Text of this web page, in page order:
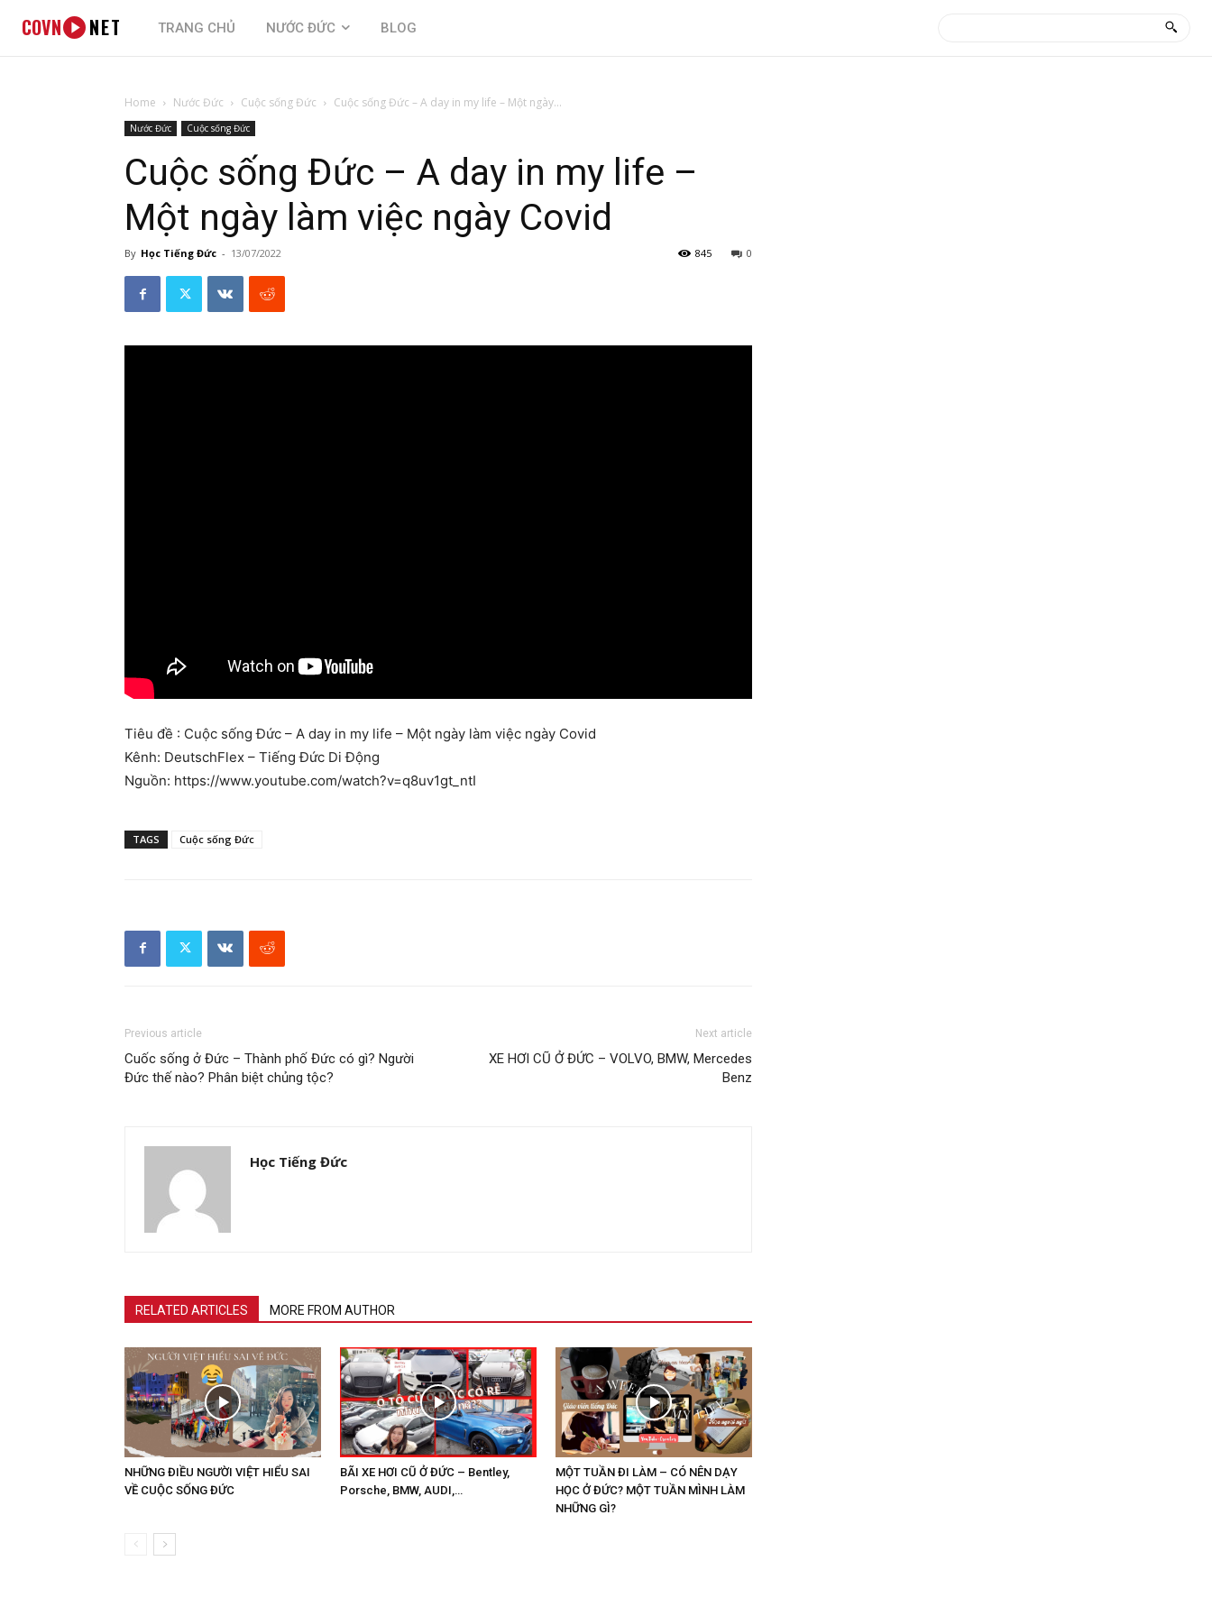
COVN NET TRANG CHỦ NƯỚC ĐỨC BLOG
Home Nước Đức Cuộc sống Đức Cuộc sống Đức – A day in my life – Một ngày...
Nước Đức Cuộc sống Đức
Cuộc sống Đức – A day in my life –
Một ngày làm việc ngày Covid
By Học Tiếng Đức - 13/07/2022 0
845
Tiêu đề : Cuộc sống Đức – A day in my life – Một ngày làm việc ngày Covid
Kênh: DeutschFlex – Tiếng Đức Di Động
Nguồn: https://www.youtube.com/watch?v=q8uv1gt_ntI
TAGS Cuộc sống Đức
Previous article
Cuốc sống ở Đức – Thành phố Đức có gì? Người
Đức thế nào? Phân biệt chủng tộc?
Next article
XE HƠI CŨ Ở ĐỨC – VOLVO, BMW, Mercedes
Benz
Học Tiếng Đức
RELATED ARTICLES MORE FROM AUTHOR
NHỮNG ĐIỀU NGƯỜI VIỆT HIỂU SAI
VỀ CUỘC SỐNG ĐỨC
BÃI XE HƠI CŨ Ở ĐỨC – Bentley,
Porsche, BMW, AUDI,…
MỘT TUẦN ĐI LÀM – CÓ NÊN DẠY
HỌC Ở ĐỨC? MỘT TUẦN MÌNH LÀM
NHỮNG GÌ?